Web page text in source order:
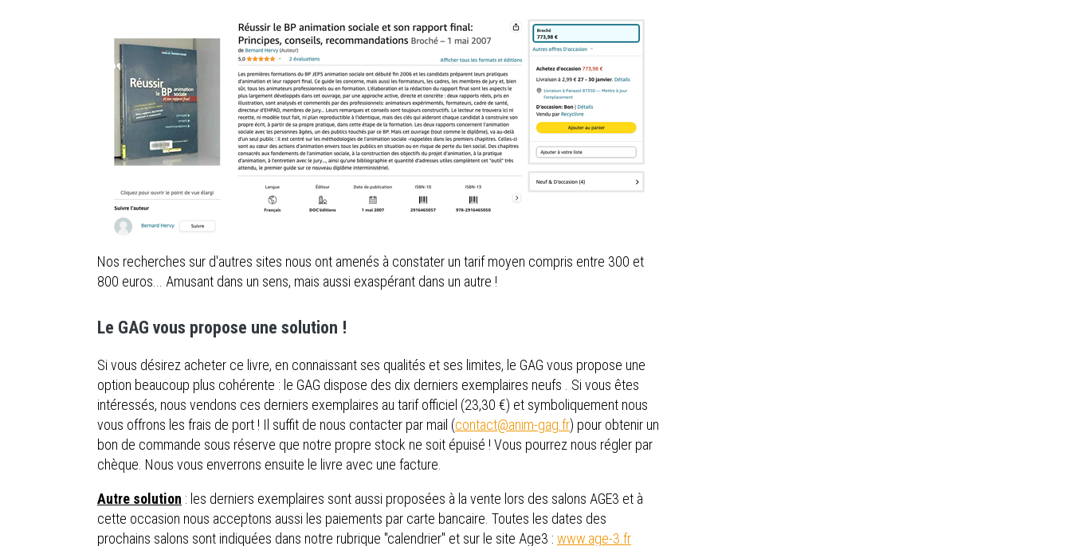
Nos recherches sur d'autres sites nous ont amenés à constater un tarif moyen compris entre 300 et
800 euros... Amusant dans un sens, mais aussi exaspérant dans un autre !
Le GAG vous propose une solution !
Si vous désirez acheter ce livre, en connaissant ses qualités et ses limites, le GAG vous propose une
option beaucoup plus cohérente : le GAG dispose des dix derniers exemplaires neufs . Si vous êtes
intéressés, nous vendons ces derniers exemplaires au tarif officiel (23,30 €) et symboliquement nous
vous offrons les frais de port ! Il suffit de nous contacter par mail (contact@anim-gag.fr) pour obtenir un
bon de commande sous réserve que notre propre stock ne soit épuisé ! Vous pourrez nous régler par
chèque. Nous vous enverrons ensuite le livre avec une facture.
Autre solution : les derniers exemplaires sont aussi proposées à la vente lors des salons AGE3 et à
cette occasion nous acceptons aussi les paiements par carte bancaire. Toutes les dates des
prochains salons sont indiquées dans notre rubrique "calendrier" et sur le site Age3 : www.age-3.fr